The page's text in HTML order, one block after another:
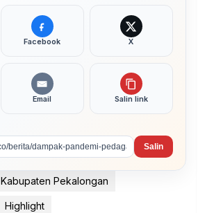
Facebook X
Email Salin link
Salin
Kabupaten Pekalongan
Highlight